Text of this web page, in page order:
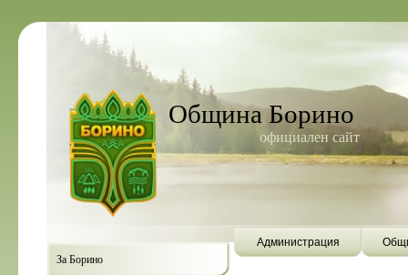
Община Борино
официален сайт
Администрация
За Борино